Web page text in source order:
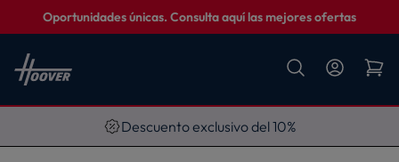
Oportunidades únicas. Consulta aquí las mejores ofertas
Descuento exclusivo del 10%